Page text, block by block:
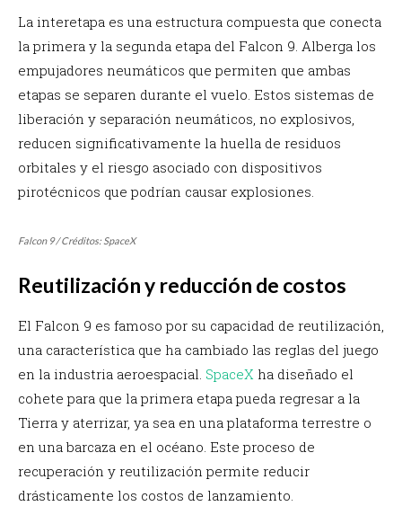
La interetapa es una estructura compuesta que conecta
la primera y la segunda etapa del Falcon 9. Alberga los
empujadores neumáticos que permiten que ambas
etapas se separen durante el vuelo. Estos sistemas de
liberación y separación neumáticos, no explosivos,
reducen significativamente la huella de residuos
orbitales y el riesgo asociado con dispositivos
pirotécnicos que podrían causar explosiones.
Falcon 9 / Créditos: SpaceX
Reutilización y reducción de costos
El Falcon 9 es famoso por su capacidad de reutilización,
una característica que ha cambiado las reglas del juego
en la industria aeroespacial. SpaceX ha diseñado el
cohete para que la primera etapa pueda regresar a la
Tierra y aterrizar, ya sea en una plataforma terrestre o
en una barcaza en el océano. Este proceso de
recuperación y reutilización permite reducir
drásticamente los costos de lanzamiento.